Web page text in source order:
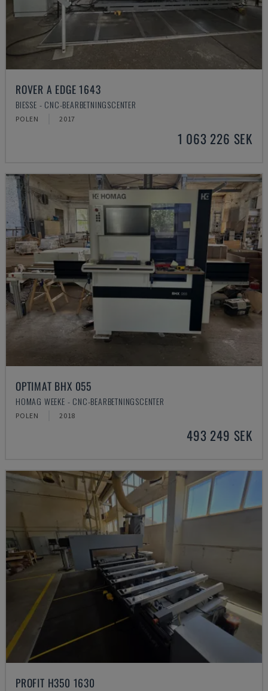
ROVER A EDGE 1643
BIESSE - CNC-BEARBETNINGSCENTER
POLEN 2017
1 063 226 SEK
OPTIMAT BHX 055
HOMAG WEEKE - CNC-BEARBETNINGSCENTER
POLEN 2018
493 249 SEK
PROFIT H350 1630